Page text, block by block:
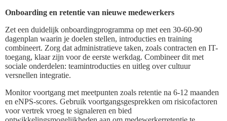
Onboarding en retentie van nieuwe medewerkers
Zet een duidelijk onboardingprogramma op met een 30-60-90
dagenplan waarin je doelen stellen, introducties en training
combineert. Zorg dat administratieve taken, zoals contracten en IT-
toegang, klaar zijn voor de eerste werkdag. Combineer dit met
sociale onderdelen: teamintroducties en uitleg over cultuur
versnellen integratie.
Monitor voortgang met meetpunten zoals retentie na 6-12 maanden
en eNPS-scores. Gebruik voortgangsgesprekken om risicofactoren
voor vertrek vroeg te signaleren en bied